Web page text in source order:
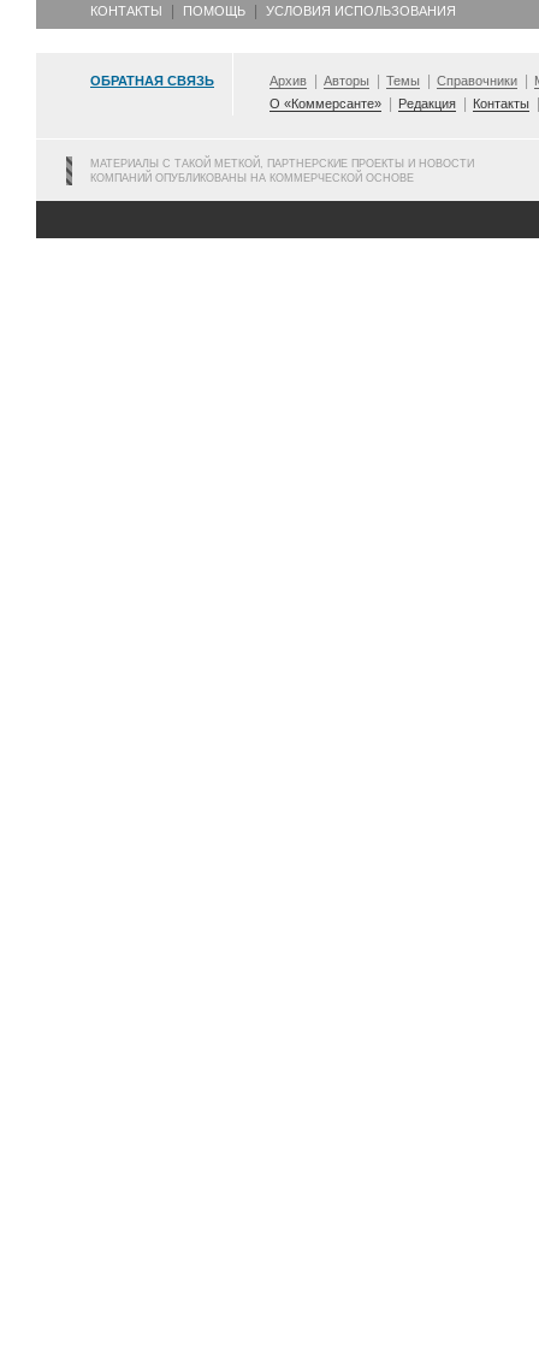
КОНТАКТЫ ПОМОЩЬ УСЛОВИЯ ИСПОЛЬЗОВАНИЯ
ОБРАТНАЯ СВЯЗЬ Архив Авторы Темы Справочники
О «Коммерсанте»
Редакция Контакты
МАТЕРИАЛЫ С ТАКОЙ МЕТКОЙ, ПАРТНЕРСКИЕ ПРОЕКТЫ И НОВОСТИ
КОМПАНИЙ ОПУБЛИКОВАНЫ НА КОММЕРЧЕСКОЙ ОСНОВЕ